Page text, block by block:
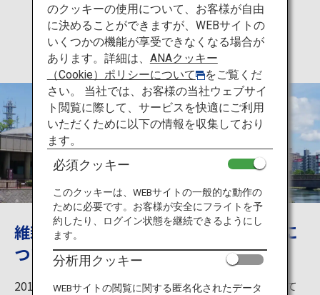
おすすめの旅
旅のアイデア
行き先
旅のお役立ち情報
ANA サービス
維新ふるさと館
維新ふるさと館で薩摩藩や日本の歴史に
ついてを知る
2018年1月11日にリニューアルした、明治維新のすべて
のクッキーの使用について、お客様が自由
に決めることができますが、WEBサイトの
いくつかの機能が享受できなくなる場合が
あります。詳細は、 ANAクッキー
（Cookie）ポリシーについて
をご覧くだ
さい。 当社では、お客様の当社ウェブサイ
ト閲覧に際して、サービスを快適にご利用
いただくために以下の情報を収集しており
ます。
必須クッキー
このクッキーは、WEBサイトの一般的な動作の
ために必要です。お客様が安全にフライトを予
約したり、ログイン状態を継続できるようにし
ます。
分析用クッキー
WEBサイトの閲覧に関する匿名化されたデータ